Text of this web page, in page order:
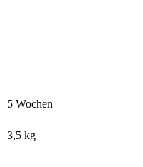
5 Wochen
3,5 kg